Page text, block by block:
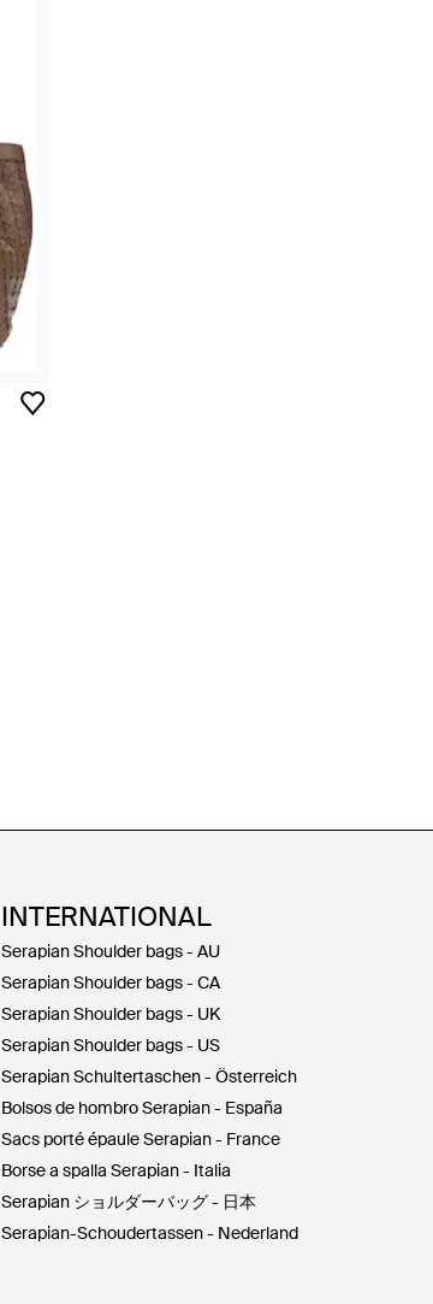
INTERNATIONAL
Serapian Shoulder bags - AU
Serapian Shoulder bags - CA
Serapian Shoulder bags - UK
Serapian Shoulder bags - US
Serapian Schultertaschen - Österreich
Bolsos de hombro Serapian - España
Sacs porté épaule Serapian - France
Borse a spalla Serapian - Italia
Serapian ショルダーバッグ - 日本
Serapian-Schoudertassen - Nederland